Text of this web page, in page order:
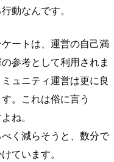
動なんです。
ートは、運営の自己満
参考として利用されま
ュニティ運営は更に良
。これは俗に言う
ね。
く減らそうと、数分で
ています。